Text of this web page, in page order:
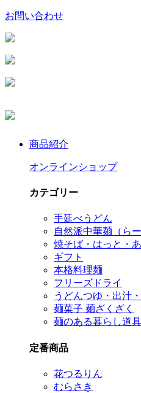
お問い合わせ
商品紹介
オンラインショップ
カテゴリー
手延べうどん
自然派中華麺（らー
焼そば・はっと・
ギフト
本格料理麺
フリーズドライ
うどんつゆ・出汁
麺菓子 麺ざくざく
麺のある暮らし道具
定番商品
花つるりん
むらさき